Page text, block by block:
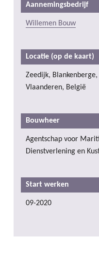
Aannemingsbedrijf
Willemen Bouw
Locatie (op de kaart)
Zeedijk, Blankenberge,
Vlaanderen, België
Bouwheer
Agentschap voor
Dienstverlening en
Start werken
09-2020